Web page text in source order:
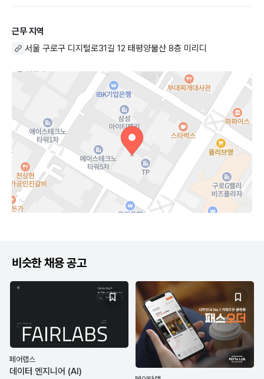
근무 지역
서울 구로구 디지털로31길 12 태평양물산 8층 미리디
비슷한 채용 공고
페어랩스
데이터 엔지니어 (AI)